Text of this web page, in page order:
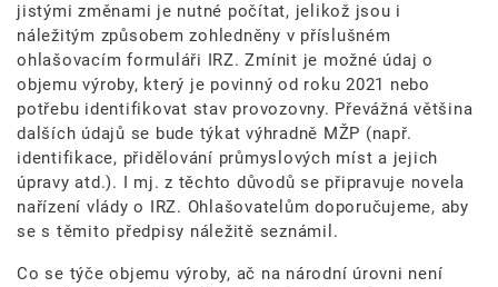
jistými změnami je nutné počítat, jelikož jsou i
náležitým způsobem zohledněny v příslušném
ohlašovacím formuláři IRZ. Zmínit je možné údaj o
objemu výroby, který je povinný od roku 2021 nebo
potřebu identifikovat stav provozovny. Převážná většina
dalších údajů se bude týkat výhradně MŽP (např.
identifikace, přidělování průmyslových míst a jejich
úpravy atd.). I mj. z těchto důvodů se připravuje novela
nařízení vlády o IRZ. Ohlašovatelům doporučujeme, aby
se s těmito předpisy náležitě seznámil.
Co se týče objemu výroby, ač na národní úrovni není